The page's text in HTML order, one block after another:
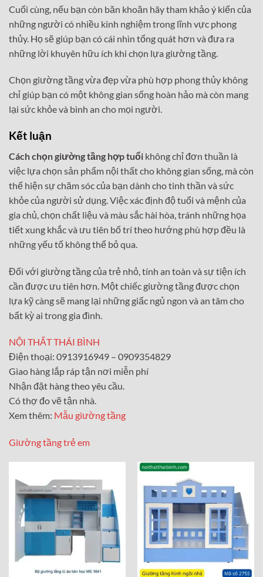
Cuối cùng, nếu bạn còn băn khoăn hãy tham khảo ý kiến của
những người có nhiều kinh nghiệm trong lĩnh vực phong
thủy. Họ sẽ giúp bạn có cái nhìn tổng quát hơn và đưa ra
những lời khuyên hữu ích khi chọn lựa giường tầng.
Chọn giường tầng vừa đẹp vừa phù hợp phong thủy không
chỉ giúp bạn có một không gian sống hoàn hảo mà còn mang
lại sức khỏe và bình an cho mọi người.
Kết luận
Cách chọn giường tầng hợp tuổi không chỉ đơn thuần là
việc lựa chọn sản phẩm nội thất cho không gian sống, mà còn
thể hiện sự chăm sóc của bạn dành cho tinh thần và sức
khỏe của người sử dụng. Việc xác định độ tuổi và mệnh của
gia chủ, chọn chất liệu và màu sắc hài hòa, tránh những họa
tiết xung khắc và ưu tiên bố trí theo hướng phù hợp đều là
những yếu tố không thể bỏ qua.
Đối với giường tầng của trẻ nhỏ, tính an toàn và sự tiện ích
cần được ưu tiên hơn. Một chiếc giường tầng được chọn
lựa kỹ càng sẽ mang lại những giấc ngủ ngon và an tâm cho
bất kỳ ai trong gia đình.
NỘI THẤT THÁI BÌNH
Điện thoại: 0913916949 – 0909354829
Giao hàng lắp ráp tận nơi miễn phí
Nhận đặt hàng theo yêu cầu.
Có thợ đo vẽ tận nhà.
Xem thêm: Mẫu giường tầng
Giường tầng trẻ em